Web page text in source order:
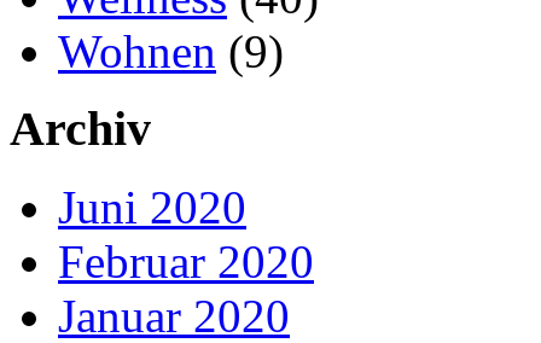
Wohnen (9)
Archiv
Juni 2020
Februar 2020
Januar 2020